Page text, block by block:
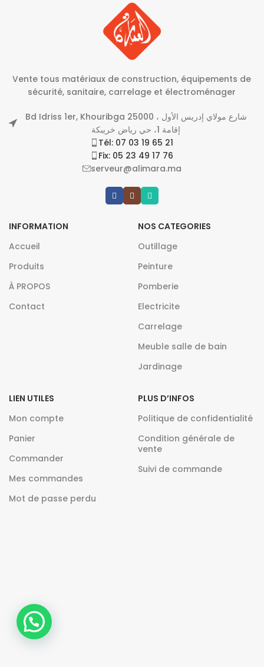
Vente tous matériaux de construction, équipements de
sécurité, sanitaire, carrelage et électroménager
Bd Idriss 1er, Khouribga 25000 شارع مولاي إدريس الأول ،
إقامة 1، حي رياض خريبكة
Tél: 07 03 19 65 21
Fix: 05 23 49 17 76
serveur@alimara.ma
INFORMATION
Accueil
Produits
À PROPOS
Contact
NOS CATEGORIES
Outillage
Peinture
Pomberie
Electricite
Carrelage
Meuble salle de bain
Jardinage
LIEN UTILES
Mon compte
Panier
Commander
Mes commandes
Mot de passe perdu
PLUS D’INFOS
Politique de confidentialité
Condition générale de
vente
Suivi de commande